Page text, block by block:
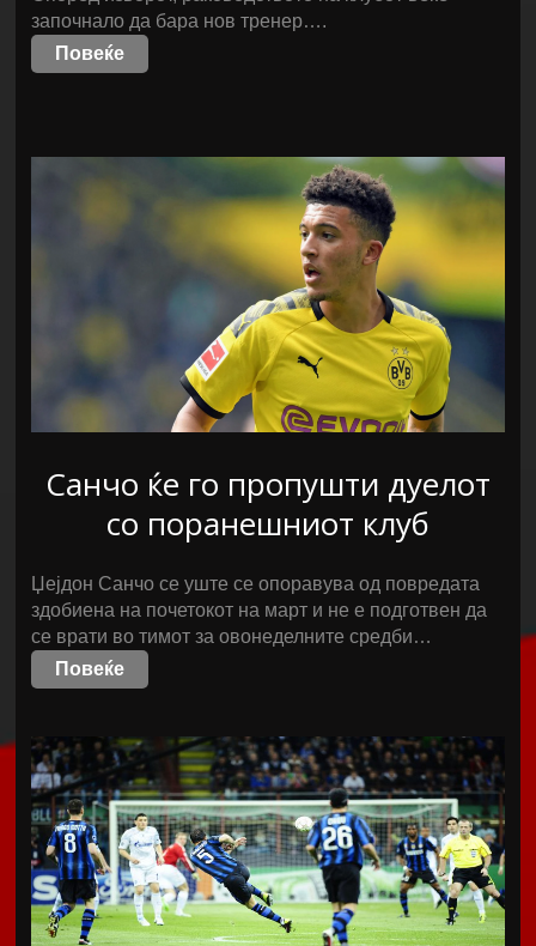
започнало да бара нов тренер….
Повеќе
Санчо ќе го пропушти дуелот
со поранешниот клуб
Џејдон Санчо се уште се опоравува од повредата
здобиена на почетокот на март и не е подготвен да
се врати во тимот за овонеделните средби…
Повеќе